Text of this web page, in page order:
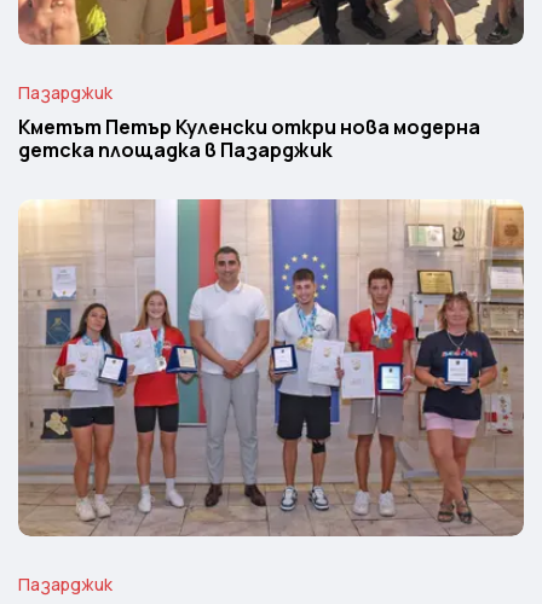
Пазарджик
Кметът Петър Куленски откри нова модерна
детска площадка в Пазарджик
Пазарджик